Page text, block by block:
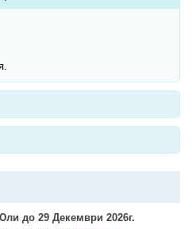
до 29 Декември 2026г.